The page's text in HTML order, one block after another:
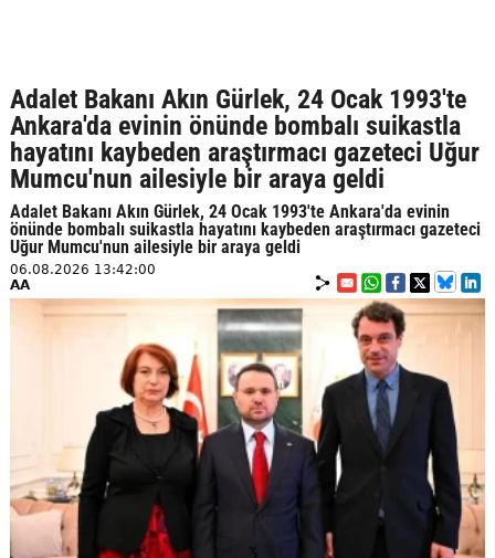
Adalet Bakanı Akın Gürlek, 24 Ocak 1993'te
Ankara'da evinin önünde bombalı suikastla
hayatını kaybeden araştırmacı gazeteci Uğur
Mumcu'nun ailesiyle bir araya geldi
Adalet Bakanı Akın Gürlek, 24 Ocak 1993'te Ankara'da evinin
önünde bombalı suikastla hayatını kaybeden araştırmacı gazeteci
Uğur Mumcu'nun ailesiyle bir araya geldi
06.08.2026 13:42:00
AA